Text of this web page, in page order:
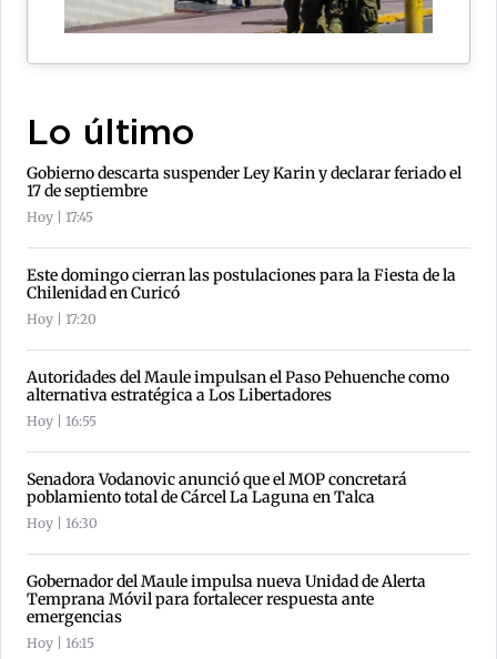
Lo último
Gobierno descarta suspender Ley Karin y declarar feriado el
17 de septiembre
Hoy | 17:45
Este domingo cierran las postulaciones para la Fiesta de la
Chilenidad en Curicó
Hoy | 17:20
Autoridades del Maule impulsan el Paso Pehuenche como
alternativa estratégica a Los Libertadores
Hoy | 16:55
Senadora Vodanovic anunció que el MOP concretará
poblamiento total de Cárcel La Laguna en Talca
Hoy | 16:30
Gobernador del Maule impulsa nueva Unidad de Alerta
Temprana Móvil para fortalecer respuesta ante
emergencias
Hoy | 16:15